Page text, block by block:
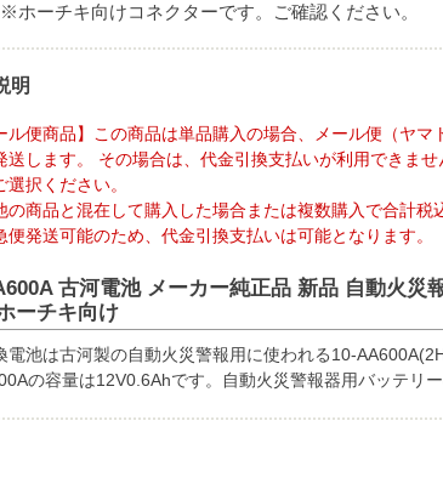
※ホーチキ向けコネクターです。ご確認ください。
明
便商品】この商品は単品購入の場合、メール便（ヤマ
送します。 その場合は、代金引換支払いが利用できま
選択ください。
商品と混在して購入した場合または複数購入で合計税
便発送可能のため、代金引換支払いは可能となります。
古河電池 メーカー純正品 新品 自動火災
ーチキ向け
電池は古河製の自動火災警報用に使われる10-
の容量は12V0.6Ahです。自動火災警報器用バッテリ